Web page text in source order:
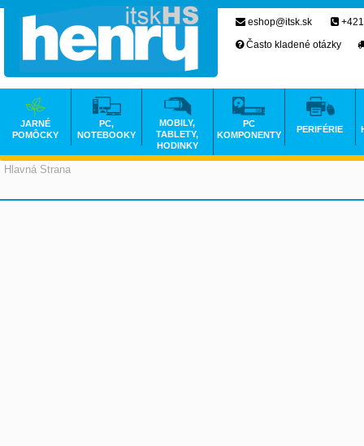
Hlavná Strana
eshop@itsk.sk
Často kladené otázky
JARNÉ
POMÔCKY
PC,
NOTEBOOKY
MOBILY,
TABLETY,
HODINKY
PC
KOMPONENTY
PERIFÉRIE